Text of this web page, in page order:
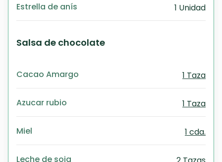
Estrella de anís 1 Unidad
Salsa de chocolate
Cacao Amargo 1 Taza
Azucar rubio 1 Taza
Miel 1 cda.
Leche de soja